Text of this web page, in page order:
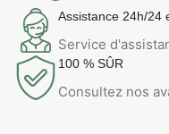
Assistance 24h/24
Service
100 % SÛR
Consultez nos